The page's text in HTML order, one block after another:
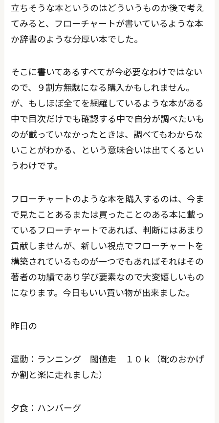
立ちそうな本というのはどういうものか後で考え
てみると、フローチャートが書いているような本
か辞書のような分厚い本でした。
そこに書いてあるすべてが今必要なわけではない
ので、９割方無駄になる購入かもしれません。
が、もしほぼ全てを網羅しているような本がある
中で目次だけでも確認する中で自分が調べたいも
のが載っていなかったときは、調べてもわからな
いことがわかる、という意味合いは出てくるとい
うわけです。
フローチャートのような本を購入するのは、今ま
で見たことあるまたは買ったことのある本に載っ
ているフローチャートであれば、判断にはあまり
貢献しませんが、新しい視点でフローチャートを
構築されているものが一つでもあればそれはその
著者の功績であり学び要素なので大変嬉しいもの
になります。今日もいい買い物が出来ました。
昨日の
運動：ランニング 閾値走 １０ｋ（靴のおかげ
か割と楽に走れました）
夕食：ハンバーグ